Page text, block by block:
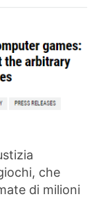
che
di milioni